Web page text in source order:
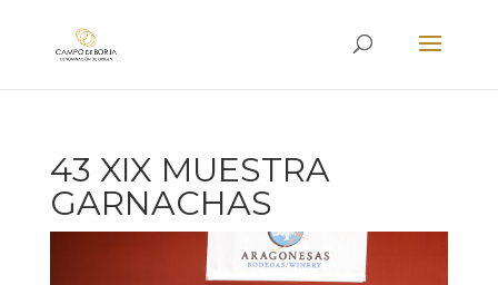
43 XIX MUESTRA
GARNACHAS